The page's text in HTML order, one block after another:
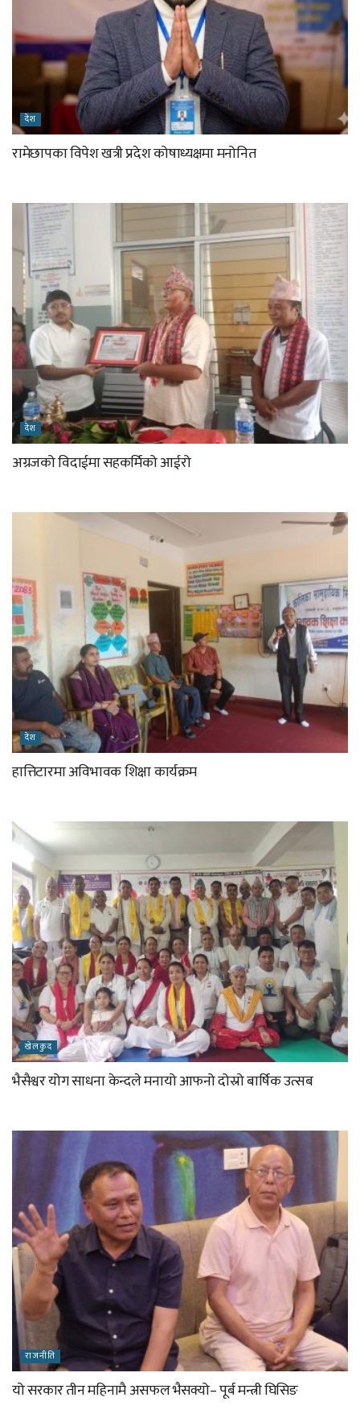
देश
रामेछापका विपेश खत्री प्रदेश कोषाध्यक्षमा मनोनित
देश
अग्रजको विदाईमा सहकर्मिको आईरो
देश
हात्तिटारमा अविभावक शिक्षा कार्यक्रम
खेलकुद
भैसैश्वर योग साधना केन्दले मनायो आफनो दोस्रो बार्षिक उत्सब
राजनीति
यो सरकार तीन महिनामै असफल भैसक्यो– पूर्ब मन्त्री घिसिङ